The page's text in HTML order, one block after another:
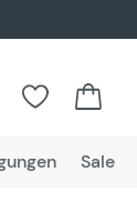
Sale